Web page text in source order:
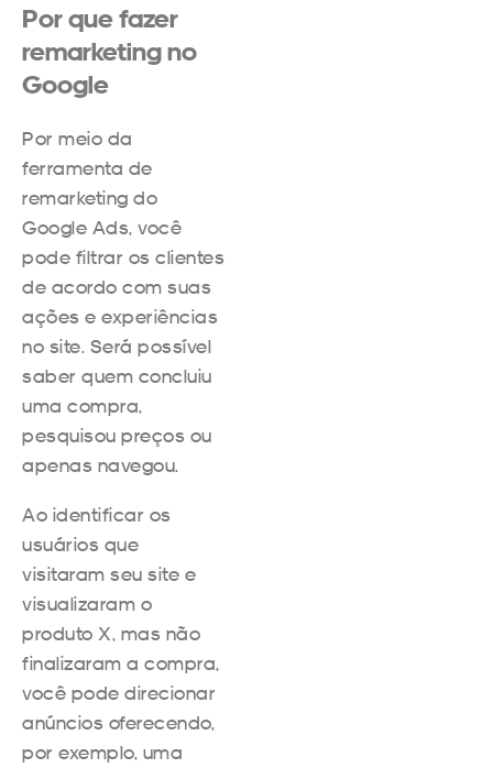
Por que fazer
remarketing no
Google
Por meio da
ferramenta de
remarketing do
Google Ads, você
pode filtrar os clientes
de acordo com suas
ações e experiências
no site. Será possível
saber quem concluiu
uma compra,
pesquisou preços ou
apenas navegou.
Ao identificar os
usuários que
visitaram seu site e
visualizaram o
produto X, mas não
finalizaram a compra,
você pode direcionar
anúncios oferecendo,
por exemplo, uma